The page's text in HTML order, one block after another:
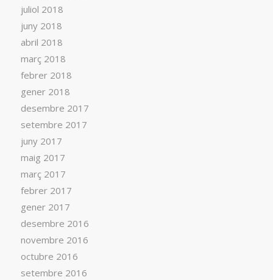
juliol 2018
juny 2018
abril 2018
març 2018
febrer 2018
gener 2018
desembre 2017
setembre 2017
juny 2017
maig 2017
març 2017
febrer 2017
gener 2017
desembre 2016
novembre 2016
octubre 2016
setembre 2016